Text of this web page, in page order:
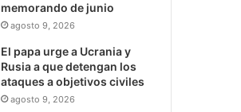
memorando de junio
agosto 9, 2026
El papa urge a Ucrania y
Rusia a que detengan los
ataques a objetivos civiles
agosto 9, 2026